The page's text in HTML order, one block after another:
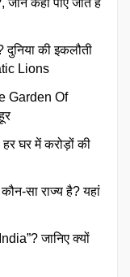
जानें कहाँ पाए जाते हैं
दुनिया की इकलौती
Lions
Garden Of
घर में करोड़ों की
सा राज्य है? यहां
जानिए क्यों